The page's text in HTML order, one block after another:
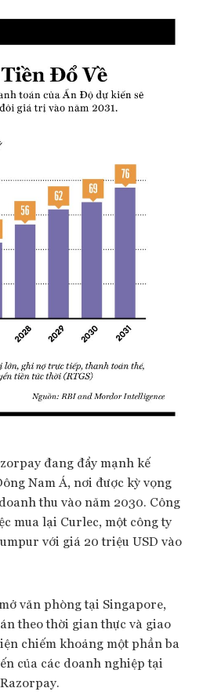
đang đẩy mạnh kế
Nam Á, nơi được kỳ vọng
thu vào năm 2030. Công
mua lại Curlec, một công ty
với giá 20 triệu USD vào
văn phòng tại Singapore,
theo thời gian thực và giao
chiếm khoảng một phần ba
của các doanh nghiệp tại